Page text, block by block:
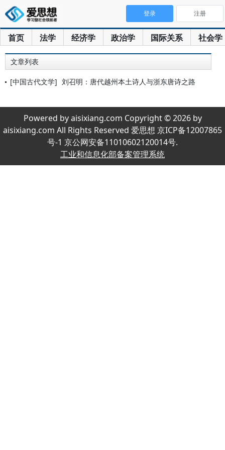
首页 法学 经济学 政治学 国际关系 社会学
登录 注册
文章列表
[中国古代文学] 刘召明：唐代越州本土诗人与浙东唐诗之路
Powered by aisixiang.com Copyright © 2026 by
aisixiang.com All Rights Reserved 爱思想 京ICP备12007865
号-1 京公网安备11010602120014号.
工业和信息化部备案管理系统